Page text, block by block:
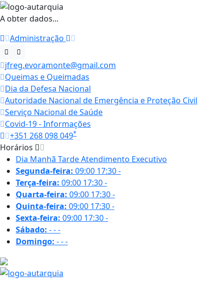
A obter dados...
Administração
jfreg.evoramonte@gmail.com
Queimas e Queimadas
Dia da Defesa Nacional
Autoridade Nacional de Emergência e Proteção Civil
Serviço Nacional de Saúde
Covid-19 - Informações
+351 268 098 049*
Horários
Dia Manhã TardeAtendimento Executivo
Segunda-feira: 09:00 17:30-
Terça-feira: 09:00 17:30-
Quarta-feira: 09:00 17:30-
Quinta-feira: 09:00 17:30-
Sexta-feira: 09:00 17:30-
Sábado: ---
Domingo: ---